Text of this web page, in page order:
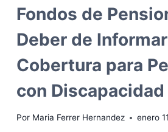
PENSIÓN
DE
SOBREVIVIENTES:
AHORA
EXIGE
5
AÑOS
DE
Fondos de
Deber de
Cobertura para
con Discapacidad
Por Maria Ferrer Hernandez enero